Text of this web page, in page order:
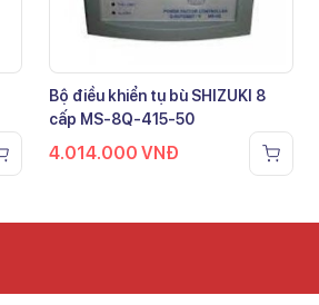
Bộ điều khiển tụ bù SHIZUKI 8
cấp MS-8Q-415-50
4.014.000 VNĐ